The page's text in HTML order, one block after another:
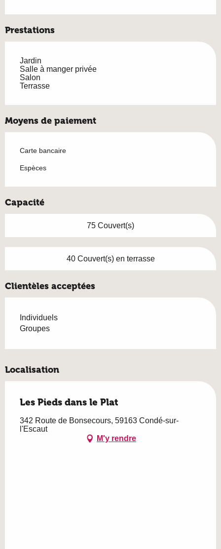
Prestations
Jardin
Salle à manger privée
Salon
Terrasse
Moyens de paiement
Carte bancaire
Espèces
Capacité
75 Couvert(s)
40 Couvert(s) en terrasse
Clientèles acceptées
Individuels
Groupes
Localisation
Les Pieds dans le Plat
342 Route de Bonsecours, 59163 Condé-sur-
l'Escaut
M'y rendre